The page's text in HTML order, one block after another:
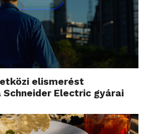
elismerést
Schneider Electric gyárai